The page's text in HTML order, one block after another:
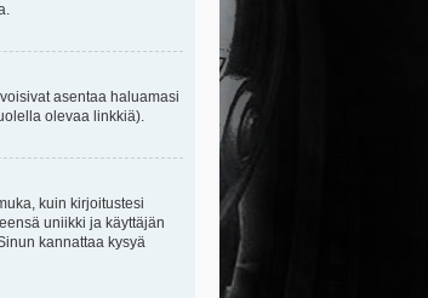
asentaa haluamasi
olevaa linkkiä).
kuin kirjoitustesi
uniikki ja käyttäjän
kannattaa kysyä